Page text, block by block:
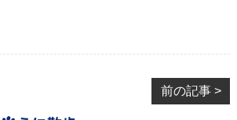
前の記事 >